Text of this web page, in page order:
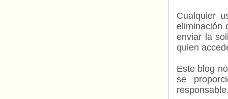
Cualquier
eliminación
enviar la
quien
Este blog
se